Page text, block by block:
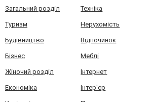
Загальний розділ Техніка
Туризм Нерухомість
Будівництво Відпочинок
Бізнес Меблі
Жіночий розділ Інтернет
Економіка Інтер'єр